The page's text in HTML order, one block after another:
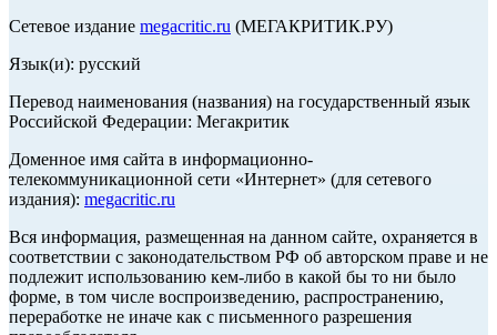
Сетевое издание megacritic.ru (МЕГАКРИТИК.РУ)
Язык(и): русский
Перевод наименования (названия) на государственный язык
Российской Федерации: Мегакритик
Доменное имя сайта в информационно-
телекоммуникационной сети «Интернет» (для сетевого
издания): megacritic.ru
Вся информация, размещенная на данном сайте, охраняется в
соответствии с законодательством РФ об авторском праве и не
подлежит использованию кем-либо в какой бы то ни было
форме, в том числе воспроизведению, распространению,
переработке не иначе как с письменного разрешения